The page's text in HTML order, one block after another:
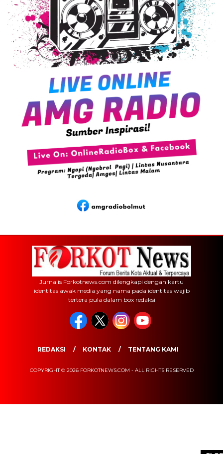
Jurnalis Forkotnews.com dilengkapi dengan kartu
identitas awak media yang nama pada identitas wajib
tertera pula dalam box redaksi
REDAKSI KONTAK TENTANG KAMI
COPYRIGHT © 2026 FORKOTNEWS.COM - ALL RIGHTS RESERVED